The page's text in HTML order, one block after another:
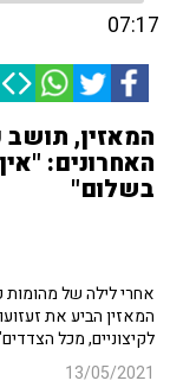
07:17
המאזין, תושב
האחרונים:
בשלום"
אחרי לילה של מהומות
המאזין הביע את
לקיצוניים, מכל
13/05/2021